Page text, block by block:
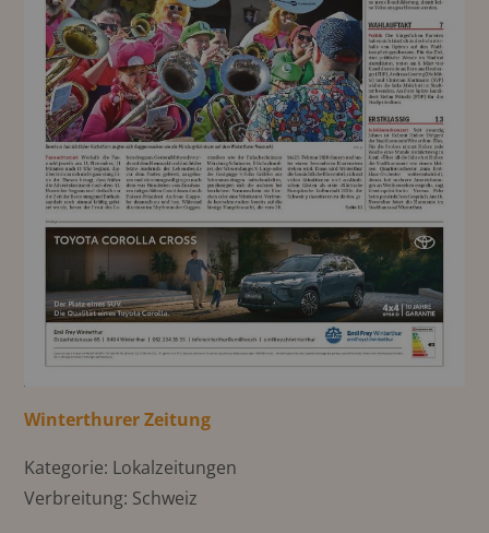
Winterthurer Zeitung
Kategorie: Lokalzeitungen
Verbreitung: Schweiz